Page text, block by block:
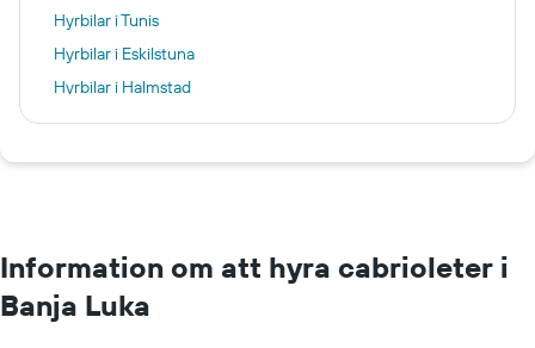
Hyrbilar i Tunis
Hyrbilar i Eskilstuna
Hyrbilar i Halmstad
Hyrbilar i Washington, D.C.
Information om att hyra cabrioleter i
Banja Luka